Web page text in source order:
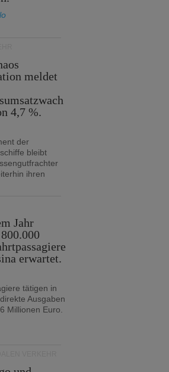
meldet
4,7 %.
der
bleibt
ihren
Jahr
erwartet.
tätigen in
Ausgaben
Millionen Euro.